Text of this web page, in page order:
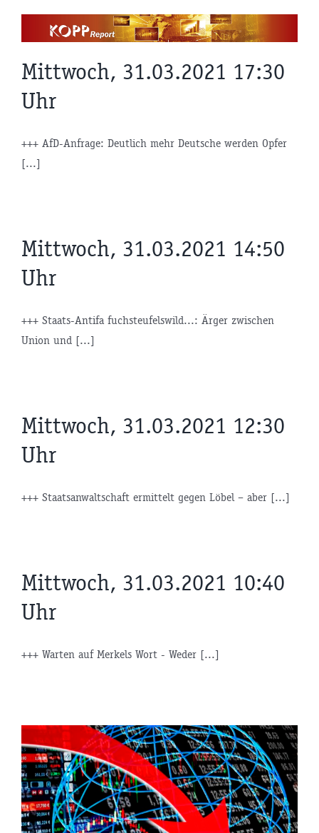
Mittwoch, 31.03.2021 17:30
Uhr
+++ AfD-Anfrage: Deutlich mehr Deutsche werden Opfer
[...]
Mittwoch, 31.03.2021 14:50
Uhr
+++ Staats-Antifa fuchsteufelswild...: Ärger zwischen
Union und [...]
Mittwoch, 31.03.2021 12:30
Uhr
+++ Staatsanwaltschaft ermittelt gegen Löbel – aber [...]
Mittwoch, 31.03.2021 10:40
Uhr
+++ Warten auf Merkels Wort - Weder [...]